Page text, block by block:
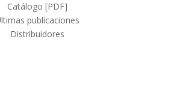
Catálogo [PDF]
publicaciones
Distribuidores